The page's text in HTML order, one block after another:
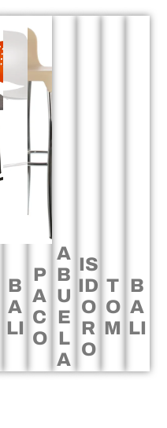
B
A
LI
P
A
C
O
A
B
U
E
L
A
IS
ID
O
R
O
T
O
M
B
A
LI